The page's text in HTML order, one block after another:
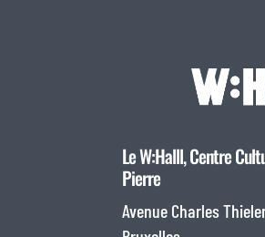
Le W:Halll, Centre
Pierre
Avenue Charles